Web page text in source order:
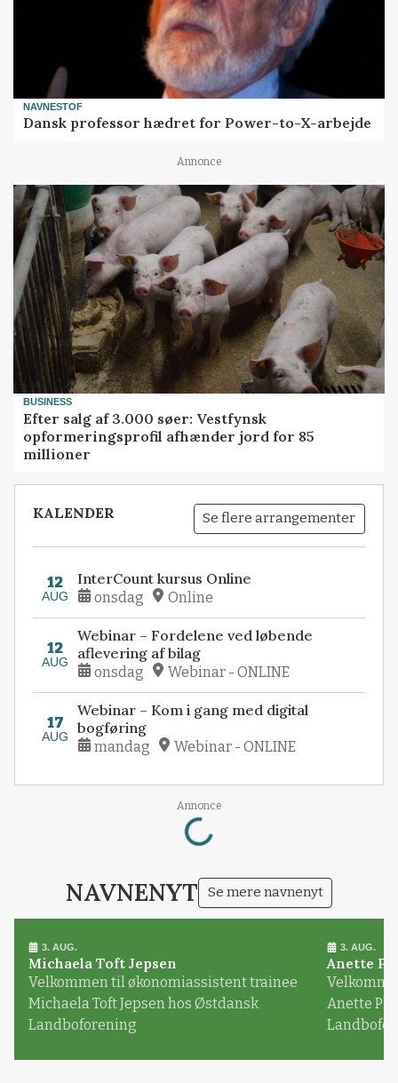
NAVNESTOF
Dansk professor hædret for Power-to-X-arbejde
Annonce
BUSINESS
Efter salg af 3.000 søer: Vestfynsk
opformeringsprofil afhænder jord for 85
millioner
KALENDER Se flere arrangementer
12
AUG
InterCount kursus Online
onsdag Online
12
AUG
Webinar – Fordelene ved løbende
aflevering af bilag
onsdag Webinar - ONLINE
17
AUG
Webinar – Kom i gang med digital
bogføring
mandag Webinar - ONLINE
Annonce
Loading...
NAVNENYT Se mere navnenyt
3. AUG.
Michaela Toft Jepsen
Velkommen til økonomiassistent trainee
Michaela Toft Jepsen hos Østdansk
Landboforening
3. AUG.
Anette
Anette